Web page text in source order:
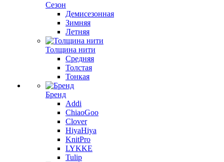
Сезон
Демисезонная
Зимняя
Летняя
Толщина нити
Средняя
Толстая
Тонкая
Бренд
Addi
ChiaoGoo
Clover
HiyaHiya
KnitPro
LYKKE
Tulip